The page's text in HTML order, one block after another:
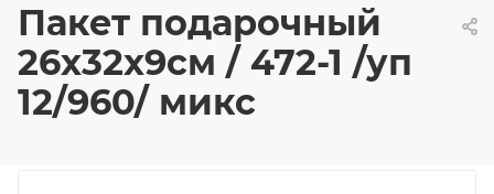
Пакет подарочный
26x32x9см / 472-1 /уп
12/960/ микс